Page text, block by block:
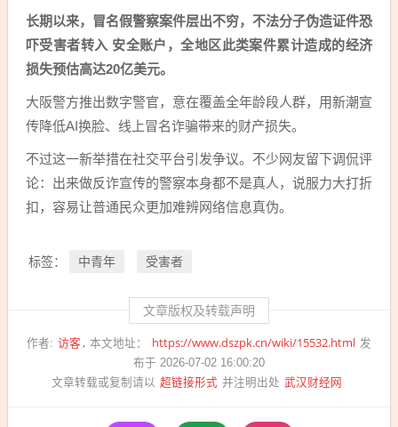
长期以来，冒名假警察案件层出不穷，不法分子伪造证件恐
吓受害者转入 安全账户，全地区此类案件累计造成的经济
损失预估高达20亿美元。
大阪警方推出数字警官，意在覆盖全年龄段人群，用新潮宣
传降低AI换脸、线上冒名诈骗带来的财产损失。
不过这一新举措在社交平台引发争议。不少网友留下调侃评
论：出来做反诈宣传的警察本身都不是真人，说服力大打折
扣，容易让普通民众更加难辨网络信息真伪。
标签： 中青年 受害者
文章版权及转载声明
作者: 访客 本文地址： https://www.dszpk.cn/wiki/15532.html 发
布于 2026-07-02 16:00:20
文章转载或复制请以 超链接形式 并注明出处 武汉财经网